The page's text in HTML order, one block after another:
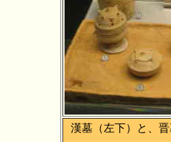
漢墓（左下）と、